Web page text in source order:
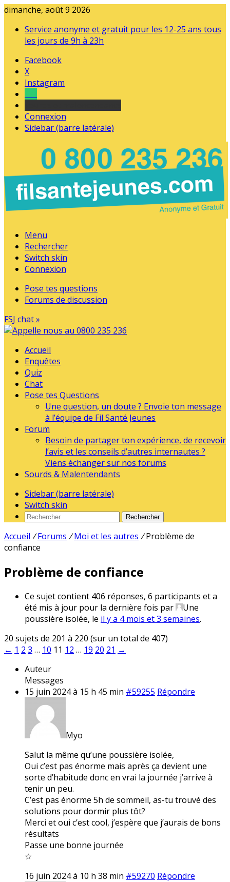
dimanche, août 9 2026
Service anonyme et gratuit pour les 12-25 ans tous
les jours de 9h à 23h
Facebook
X
Instagram
Connexion
Sidebar (barre latérale)
Menu
Rechercher
Switch skin
Connexion
Pose tes questions
Forums de discussion
FSJ chat »
Accueil
Enquêtes
Quiz
Chat
Pose tes Questions
Une question, un doute ? Envoie ton message
à l’équipe de Fil Santé Jeunes
Forum
Besoin de partager ton expérience, de recevoir
l’avis et les conseils d’autres internautes ?
Viens échanger sur nos forums
Sourds & Malentendants
Sidebar (barre latérale)
Switch skin
Rechercher
Accueil / Forums / Moi et les autres / Problème de
confiance
Problème de confiance
Ce sujet contient 406 réponses, 6 participants et a
été mis à jour pour la dernière fois par
Une
poussière isolée, le il y a 4 mois et 3 semaines.
20 sujets de 201 à 220 (sur un total de 407)
← 1 2 3 … 10 11 12 … 19 20 21 →
Auteur
Messages
15 juin 2024 à 15 h 45 min #59255 Répondre
Myo
Salut la même qu’une poussière isolée,
Oui c’est pas énorme mais après ça devient une
sorte d’habitude donc en vrai la journée j’arrive à
tenir un peu.
C’est pas énorme 5h de sommeil, as-tu trouvé des
solutions pour dormir plus tôt?
Merci et oui c’est cool, j’espère que j’aurais de bons
résultats
Passe une bonne journée
☆
16 juin 2024 à 10 h 38 min #59270 Répondre